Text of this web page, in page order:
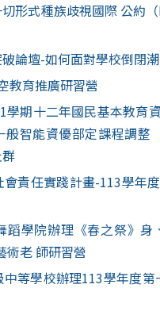
形式種族歧視國際 公約（
論壇-如何面對學校倒閉
教育推廣研習營
學期十二年國民基本教育
智能資優部定課程調整
責任實踐計畫-113學年
蹈學院辦理《春之祭》身
術老 師研習營
等學校辦理113學年度第